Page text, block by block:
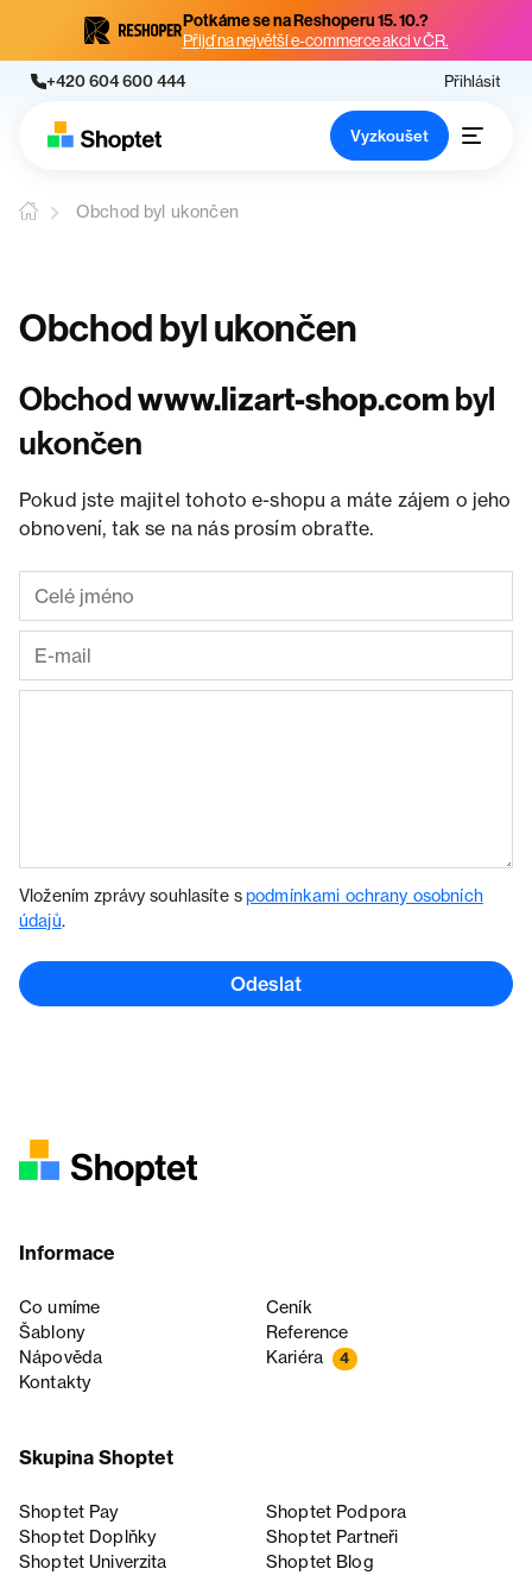
Potkáme se na Reshoperu 15. 10.?
Přijď na největší e-commerce akci v ČR.
+420 604 600 444 Přihlásit
Vyzkoušet
Obchod byl ukončen
Obchod byl ukončen
Obchodwww.lizart-shop.combyl
ukončen
Pokud jste majitel tohoto e-shopu a máte zájem o jeho
obnovení, tak se na nás prosím obraťte.
Vložením zprávy souhlasíte spodmínkami ochrany osobních
údajů.
Odeslat
Informace
Co umíme
Ceník
Šablony
Reference
Nápověda
Kariéra 4
Kontakty
Skupina Shoptet
Shoptet Pay
Shoptet Podpora
Shoptet Doplňky
Shoptet Partneři
Shoptet Univerzita
Shoptet Blog